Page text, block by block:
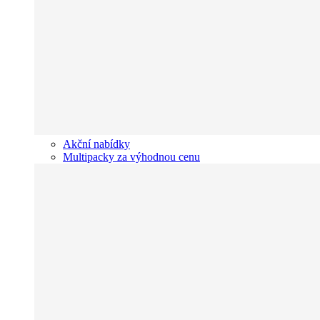
Akční nabídky
Multipacky za výhodnou cenu